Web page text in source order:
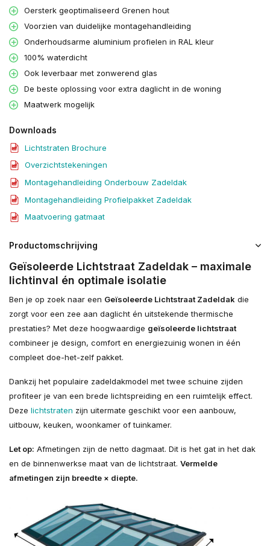
Oersterk geoptimaliseerd Grenen hout
Voorzien van duidelijke montagehandleiding
Onderhoudsarme aluminium profielen in RAL kleur
100% waterdicht
Ook leverbaar met zonwerend glas
De beste oplossing voor extra daglicht in de woning
Maatwerk mogelijk
Downloads
Lichtstraten Brochure
Overzichtstekeningen
Montagehandleiding Onderbouw Zadeldak
Montagehandleiding Profielpakket Zadeldak
Maatvoering gatmaat
Productomschrijving
Geïsoleerde Lichtstraat Zadeldak – maximale
lichtinval én optimale isolatie
Ben je op zoek naar een Geïsoleerde Lichtstraat Zadeldak die
zorgt voor een zee aan daglicht én uitstekende thermische
prestaties? Met deze hoogwaardige geïsoleerde lichtstraat
combineer je design, comfort en energiezuinig wonen in één
compleet doe-het-zelf pakket.
Dankzij het populaire zadeldakmodel met twee schuine zijden
profiteer je van een brede lichtspreiding en een ruimtelijk effect.
Deze lichtstraten zijn uitermate geschikt voor een aanbouw,
uitbouw, keuken, woonkamer of tuinkamer.
Let op: Afmetingen zijn de netto dagmaat. Dit is het gat in het dak
en de binnenwerkse maat van de lichtstraat. Vermelde
afmetingen zijn breedte × diepte.